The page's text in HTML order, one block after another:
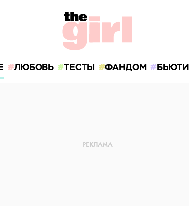
ЛЮБОВЬ ТЕСТЫ ФАНДОМ БЬЮТИ